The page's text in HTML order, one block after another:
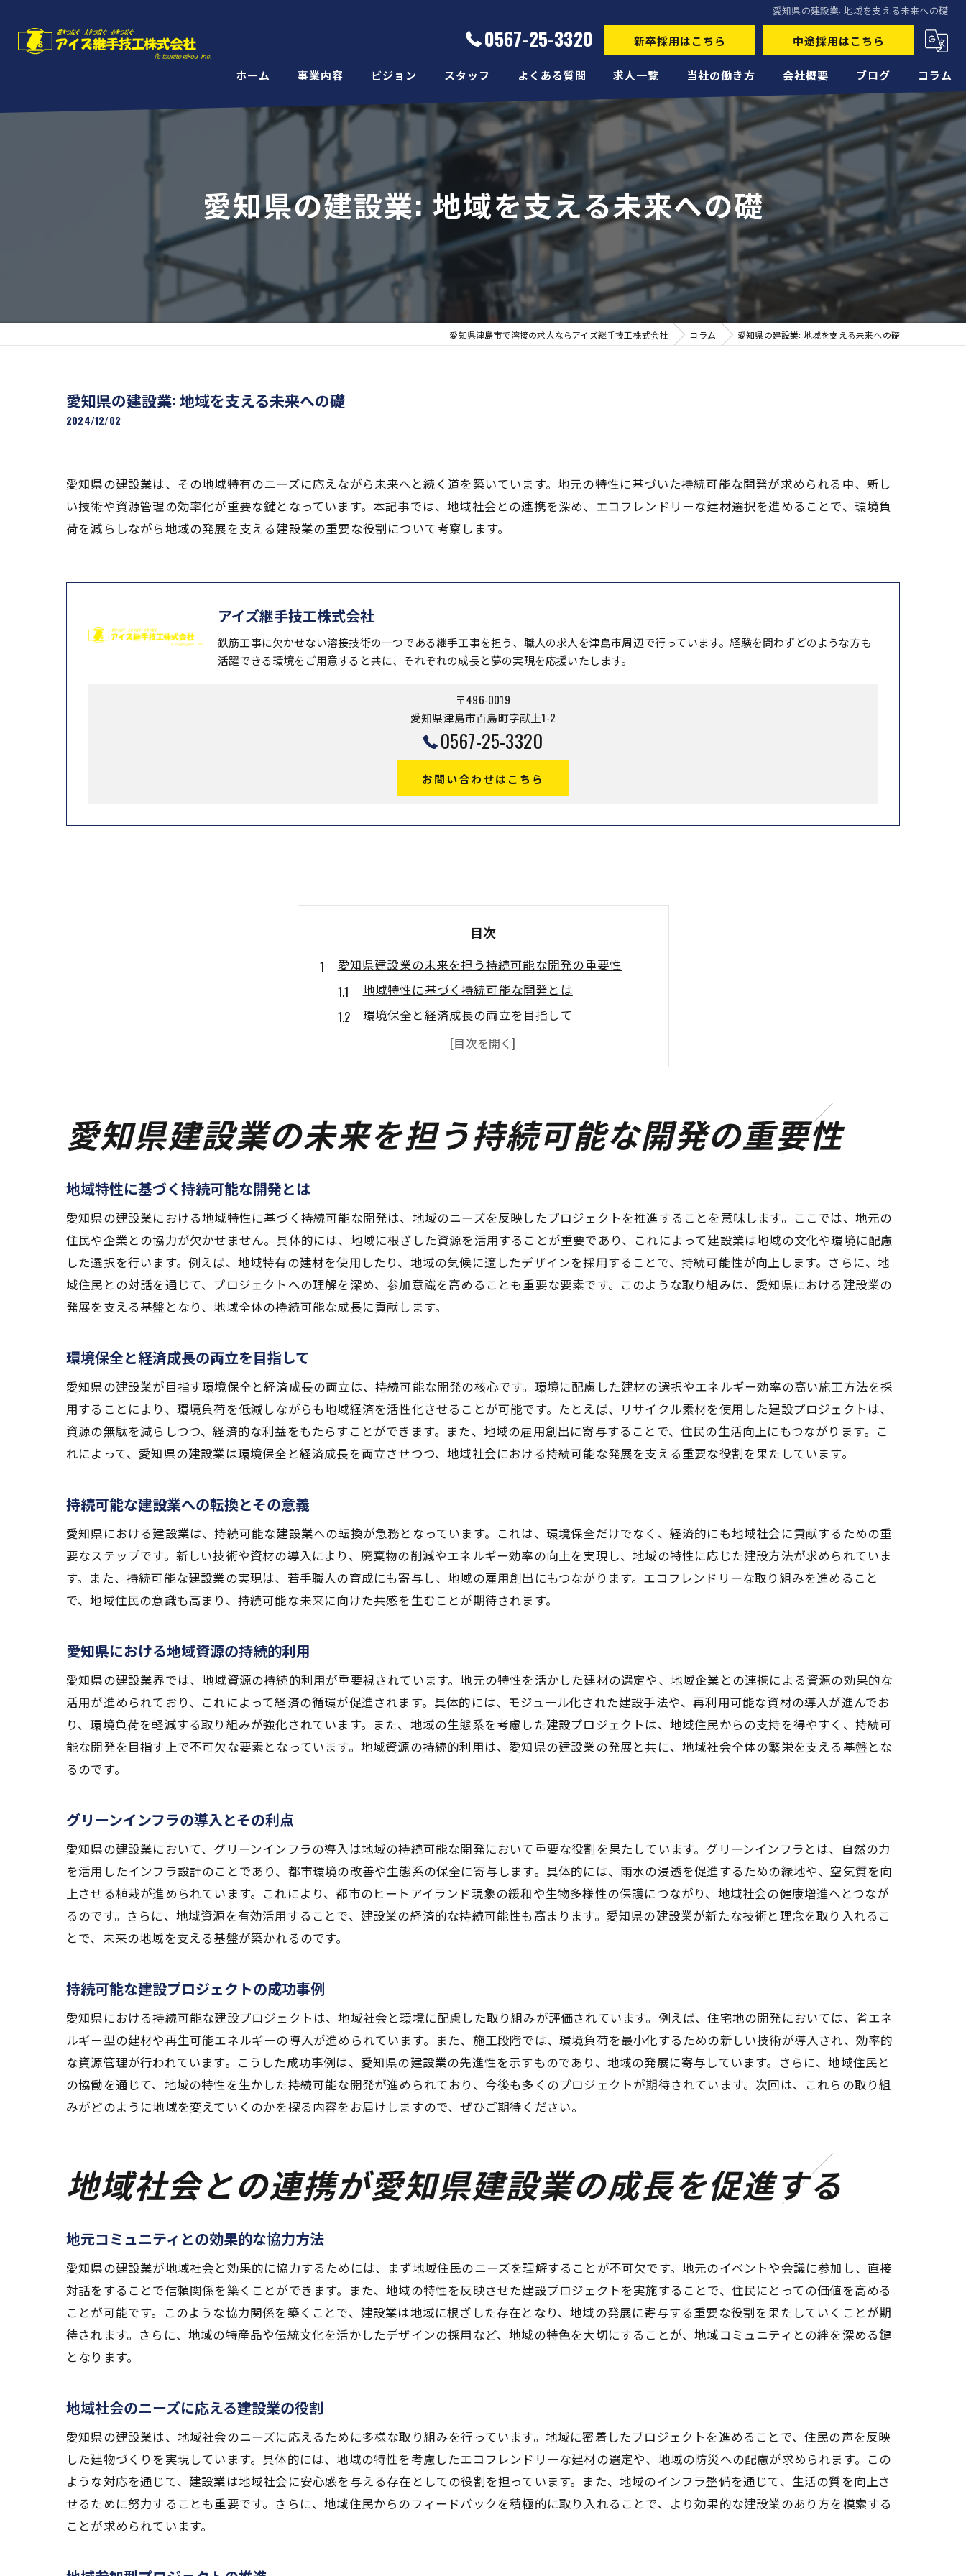
愛知県の建設業: 地域を支える未来への礎
0567-25-3320 新卒採用はこちら 中途採用はこちら
ホーム 事業内容 ビジョン スタッフ よくある質問 求人一覧 当社の働き方
未経験
経験者
正社員
高収入
転職
会社概要 ブログ コラム
愛知県の建設業: 地域を支える未来への礎
愛知県津島市で溶接の求人ならアイズ継手技工株式会社 コラム 愛知県の建設業: 地域を支える未来への礎
愛知県の建設業: 地域を支える未来への礎
2024/12/02
愛知県の建設業は、その地域特有のニーズに応えながら未来へと続く道を築いています。地元の特性に基づいた持続可能な開発が求められる中、新し
い技術や資源管理の効率化が重要な鍵となっています。本記事では、地域社会との連携を深め、エコフレンドリーな建材選択を進めることで、環境負
荷を減らしながら地域の発展を支える建設業の重要な役割について考察します。
アイズ継手技工株式会社
鉄筋工事に欠かせない溶接技術の一つである継手工事を担う、職人の求人を津島市周辺で行っています。経験を問わずどのような方も
活躍できる環境をご用意すると共に、それぞれの成長と夢の実現を応援いたします。
〒496-0019
愛知県津島市百島町字献上1-2
0567-25-3320
お問い合わせはこちら
目次
愛知県建設業の未来を担う持続可能な開発の重要性
地域特性に基づく持続可能な開発とは
環境保全と経済成長の両立を目指して
持続可能な建設業への転換とその意義
愛知県における地域資源の持続的利用
持続可能な建設プロジェクトの成功事例
地域社会との連携が愛知県建設業の成長を促進する
地域参加型プロジェクトの推進
住民の声を活かした建設計画の実例
愛知県建設業と地域社会の共生モデル
建設業における地域社会貢献活動の拡大
新技術導入で愛知県建設業の効率化と環境負荷軽減
デジタル化がもたらす効率的な施工管理
愛知県建設業におけるスマート技術導入
AIとIoTの活用で建設業務を革新する
愛知県におけるエコ建材の導入事例
環境配慮型建材の利点とデメリット
リサイクル素材の活用とその可能性
効率的な資源管理の必要性と手法
資源循環型建設業へのシフト
建設現場での廃棄物削減戦略
愛知県建設業と地域発展のためのパートナーシップの形
官民連携による建設プロジェクトの推進
地域企業との協力で地域経済を活性化
愛知県における産学連携の成功事例
未来への礎を築く愛知県建設業の挑戦と機会
新たな市場を切り拓く建設業の挑戦
持続可能な未来に向けた愛知県建設業の役割
建設業におけるイノベーション推進の鍵
持続可能な社会を目指す建設業の行方
愛知県建設業の持続可能な発展に向けた新たな視点
未来を見据えた建設業の戦略と展望
愛知県建設業の持続可能性向上策
建設業界の未来を支える新しい取り組み
愛知県建設業の未来を担う持続可能な開発の重要性
地域特性に基づく持続可能な開発とは
愛知県の建設業における地域特性に基づく持続可能な開発は、地域のニーズを反映したプロジェクトを推進することを意味します。ここでは、地元の
住民や企業との協力が欠かせません。具体的には、地域に根ざした資源を活用することが重要であり、これによって建設業は地域の文化や環境に配慮
した選択を行います。例えば、地域特有の建材を使用したり、地域の気候に適したデザインを採用することで、持続可能性が向上します。さらに、地
域住民との対話を通じて、プロジェクトへの理解を深め、参加意識を高めることも重要な要素です。このような取り組みは、愛知県における建設業の
発展を支える基盤となり、地域全体の持続可能な成長に貢献します。
環境保全と経済成長の両立を目指して
愛知県の建設業が目指す環境保全と経済成長の両立は、持続可能な開発の核心です。環境に配慮した建材の選択やエネルギー効率の高い施工方法を採
用することにより、環境負荷を低減しながらも地域経済を活性化させることが可能です。たとえば、リサイクル素材を使用した建設プロジェクトは、
資源の無駄を減らしつつ、経済的な利益をもたらすことができます。また、地域の雇用創出に寄与することで、住民の生活向上にもつながります。こ
れによって、愛知県の建設業は環境保全と経済成長を両立させつつ、地域社会における持続可能な発展を支える重要な役割を果たしています。
持続可能な建設業への転換とその意義
愛知県における建設業は、持続可能な建設業への転換が急務となっています。これは、環境保全だけでなく、経済的にも地域社会に貢献するための重
要なステップです。新しい技術や資材の導入により、廃棄物の削減やエネルギー効率の向上を実現し、地域の特性に応じた建設方法が求められていま
す。また、持続可能な建設業の実現は、若手職人の育成にも寄与し、地域の雇用創出にもつながります。エコフレンドリーな取り組みを進めること
で、地域住民の意識も高まり、持続可能な未来に向けた共感を生むことが期待されます。
愛知県における地域資源の持続的利用
愛知県の建設業界では、地域資源の持続的利用が重要視されています。地元の特性を活かした建材の選定や、地域企業との連携による資源の効果的な
活用が進められており、これによって経済の循環が促進されます。具体的には、モジュール化された建設手法や、再利用可能な資材の導入が進んでお
り、環境負荷を軽減する取り組みが強化されています。また、地域の生態系を考慮した建設プロジェクトは、地域住民からの支持を得やすく、持続可
能な開発を目指す上で不可欠な要素となっています。地域資源の持続的利用は、愛知県の建設業の発展と共に、地域社会全体の繁栄を支える基盤とな
るのです。
グリーンインフラの導入とその利点
愛知県の建設業において、グリーンインフラの導入は地域の持続可能な開発において重要な役割を果たしています。グリーンインフラとは、自然の力
を活用したインフラ設計のことであり、都市環境の改善や生態系の保全に寄与します。具体的には、雨水の浸透を促進するための緑地や、空気質を向
上させる植栽が進められています。これにより、都市のヒートアイランド現象の緩和や生物多様性の保護につながり、地域社会の健康増進へとつなが
るのです。さらに、地域資源を有効活用することで、建設業の経済的な持続可能性も高まります。愛知県の建設業が新たな技術と理念を取り入れるこ
とで、未来の地域を支える基盤が築かれるのです。
持続可能な建設プロジェクトの成功事例
愛知県における持続可能な建設プロジェクトは、地域社会と環境に配慮した取り組みが評価されています。例えば、住宅地の開発においては、省エネ
ルギー型の建材や再生可能エネルギーの導入が進められています。また、施工段階では、環境負荷を最小化するための新しい技術が導入され、効率的
な資源管理が行われています。こうした成功事例は、愛知県の建設業の先進性を示すものであり、地域の発展に寄与しています。さらに、地域住民と
の協働を通じて、地域の特性を生かした持続可能な開発が進められており、今後も多くのプロジェクトが期待されています。次回は、これらの取り組
みがどのように地域を変えていくのかを探る内容をお届けしますので、ぜひご期待ください。
地域社会との連携が愛知県建設業の成長を促進する
地元コミュニティとの効果的な協力方法
愛知県の建設業が地域社会と効果的に協力するためには、まず地域住民のニーズを理解することが不可欠です。地元のイベントや会議に参加し、直接
対話をすることで信頼関係を築くことができます。また、地域の特性を反映させた建設プロジェクトを実施することで、住民にとっての価値を高める
ことが可能です。このような協力関係を築くことで、建設業は地域に根ざした存在となり、地域の発展に寄与する重要な役割を果たしていくことが期
待されます。さらに、地域の特産品や伝統文化を活かしたデザインの採用など、地域の特色を大切にすることが、地域コミュニティとの絆を深める鍵
となります。
地域社会のニーズに応える建設業の役割
愛知県の建設業は、地域社会のニーズに応えるために多様な取り組みを行っています。地域に密着したプロジェクトを進めることで、住民の声を反映
した建物づくりを実現しています。具体的には、地域の特性を考慮したエコフレンドリーな建材の選定や、地域の防災への配慮が求められます。この
ような対応を通じて、建設業は地域社会に安心感を与える存在としての役割を担っています。また、地域のインフラ整備を通じて、生活の質を向上さ
せるために努力することも重要です。さらに、地域住民からのフィードバックを積極的に取り入れることで、より効果的な建設業のあり方を模索する
ことが求められています。